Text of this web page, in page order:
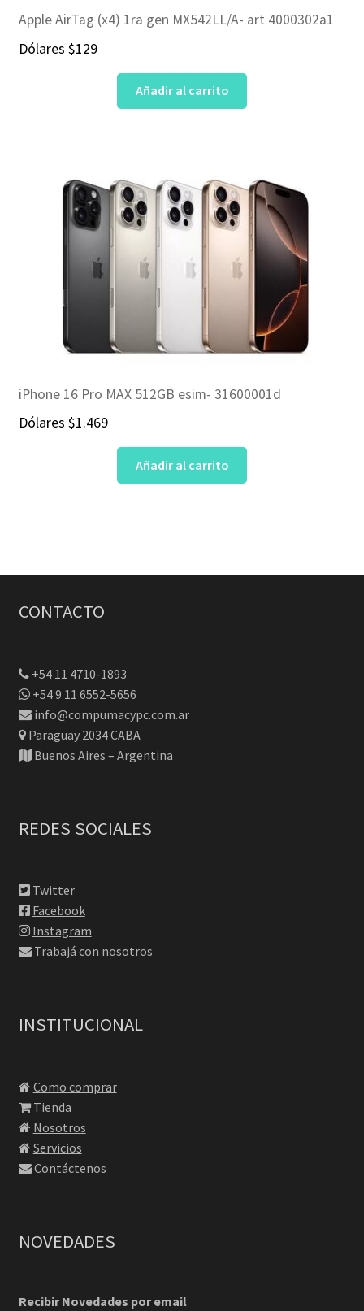
Apple AirTag (x4) 1ra gen MX542LL/A- art 4000302a1
Dólares $129
Añadir al carrito
iPhone 16 Pro MAX 512GB esim- 31600001d
Dólares $1.469
Añadir al carrito
CONTACTO
+54 11 4710-1893
+54 9 11 6552-5656
info@compumacypc.com.ar
Paraguay 2034 CABA
Buenos Aires – Argentina
REDES SOCIALES
Twitter
Facebook
Instagram
Trabajá con nosotros
INSTITUCIONAL
Como comprar
Tienda
Nosotros
Servicios
Contáctenos
NOVEDADES
Recibir Novedades por email